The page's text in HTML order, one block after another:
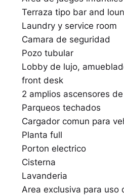
Terraza tipo bar and
Laundry y service room
Camara de seguridad
Pozo tubular
Lobby de lujo,
front desk
2 amplios ascensores
Parqueos techados
Cargador comun para
Planta full
Porton electrico
Cisterna
Lavanderia
Area exclusiva para uso